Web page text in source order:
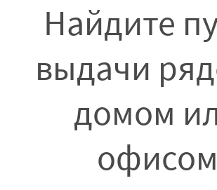
Найдите
выдачи
домом
офисом